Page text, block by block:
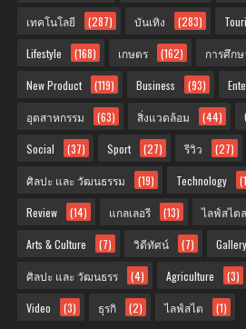
เทคโนโลยี (287) บันเทิง (283)
Lifestyle (168) เกษตร (162) การศึกษ
New Product (119) Business (93)
อุตสาหกรรม (63) สิ่งแวดล้อม (44)
Social (37) Sport (27) รีวิว (27)
ศิลปะ และ วัฒนธรรม (19) Technology
Review (14) แกลเลอรี (13) ไลฟ์สไตล
Arts & Culture (7) วิดีทัศน์ (7) Gallery
ศิลปะ และ วัฒนธรร (4) Agriculture (3)
Video (3) ธุรกิ (2) ไลฟ์สไต (1)